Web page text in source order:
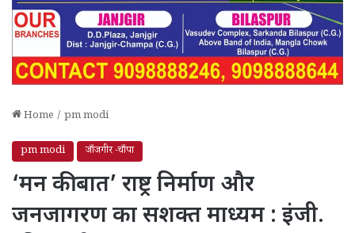
Home / pm modi
pm modi जाँजगीर -चाँपा
‘मन की बात’ राष्ट्र निर्माण और
जनजागरण का सशक्त माध्यम : इंजी.